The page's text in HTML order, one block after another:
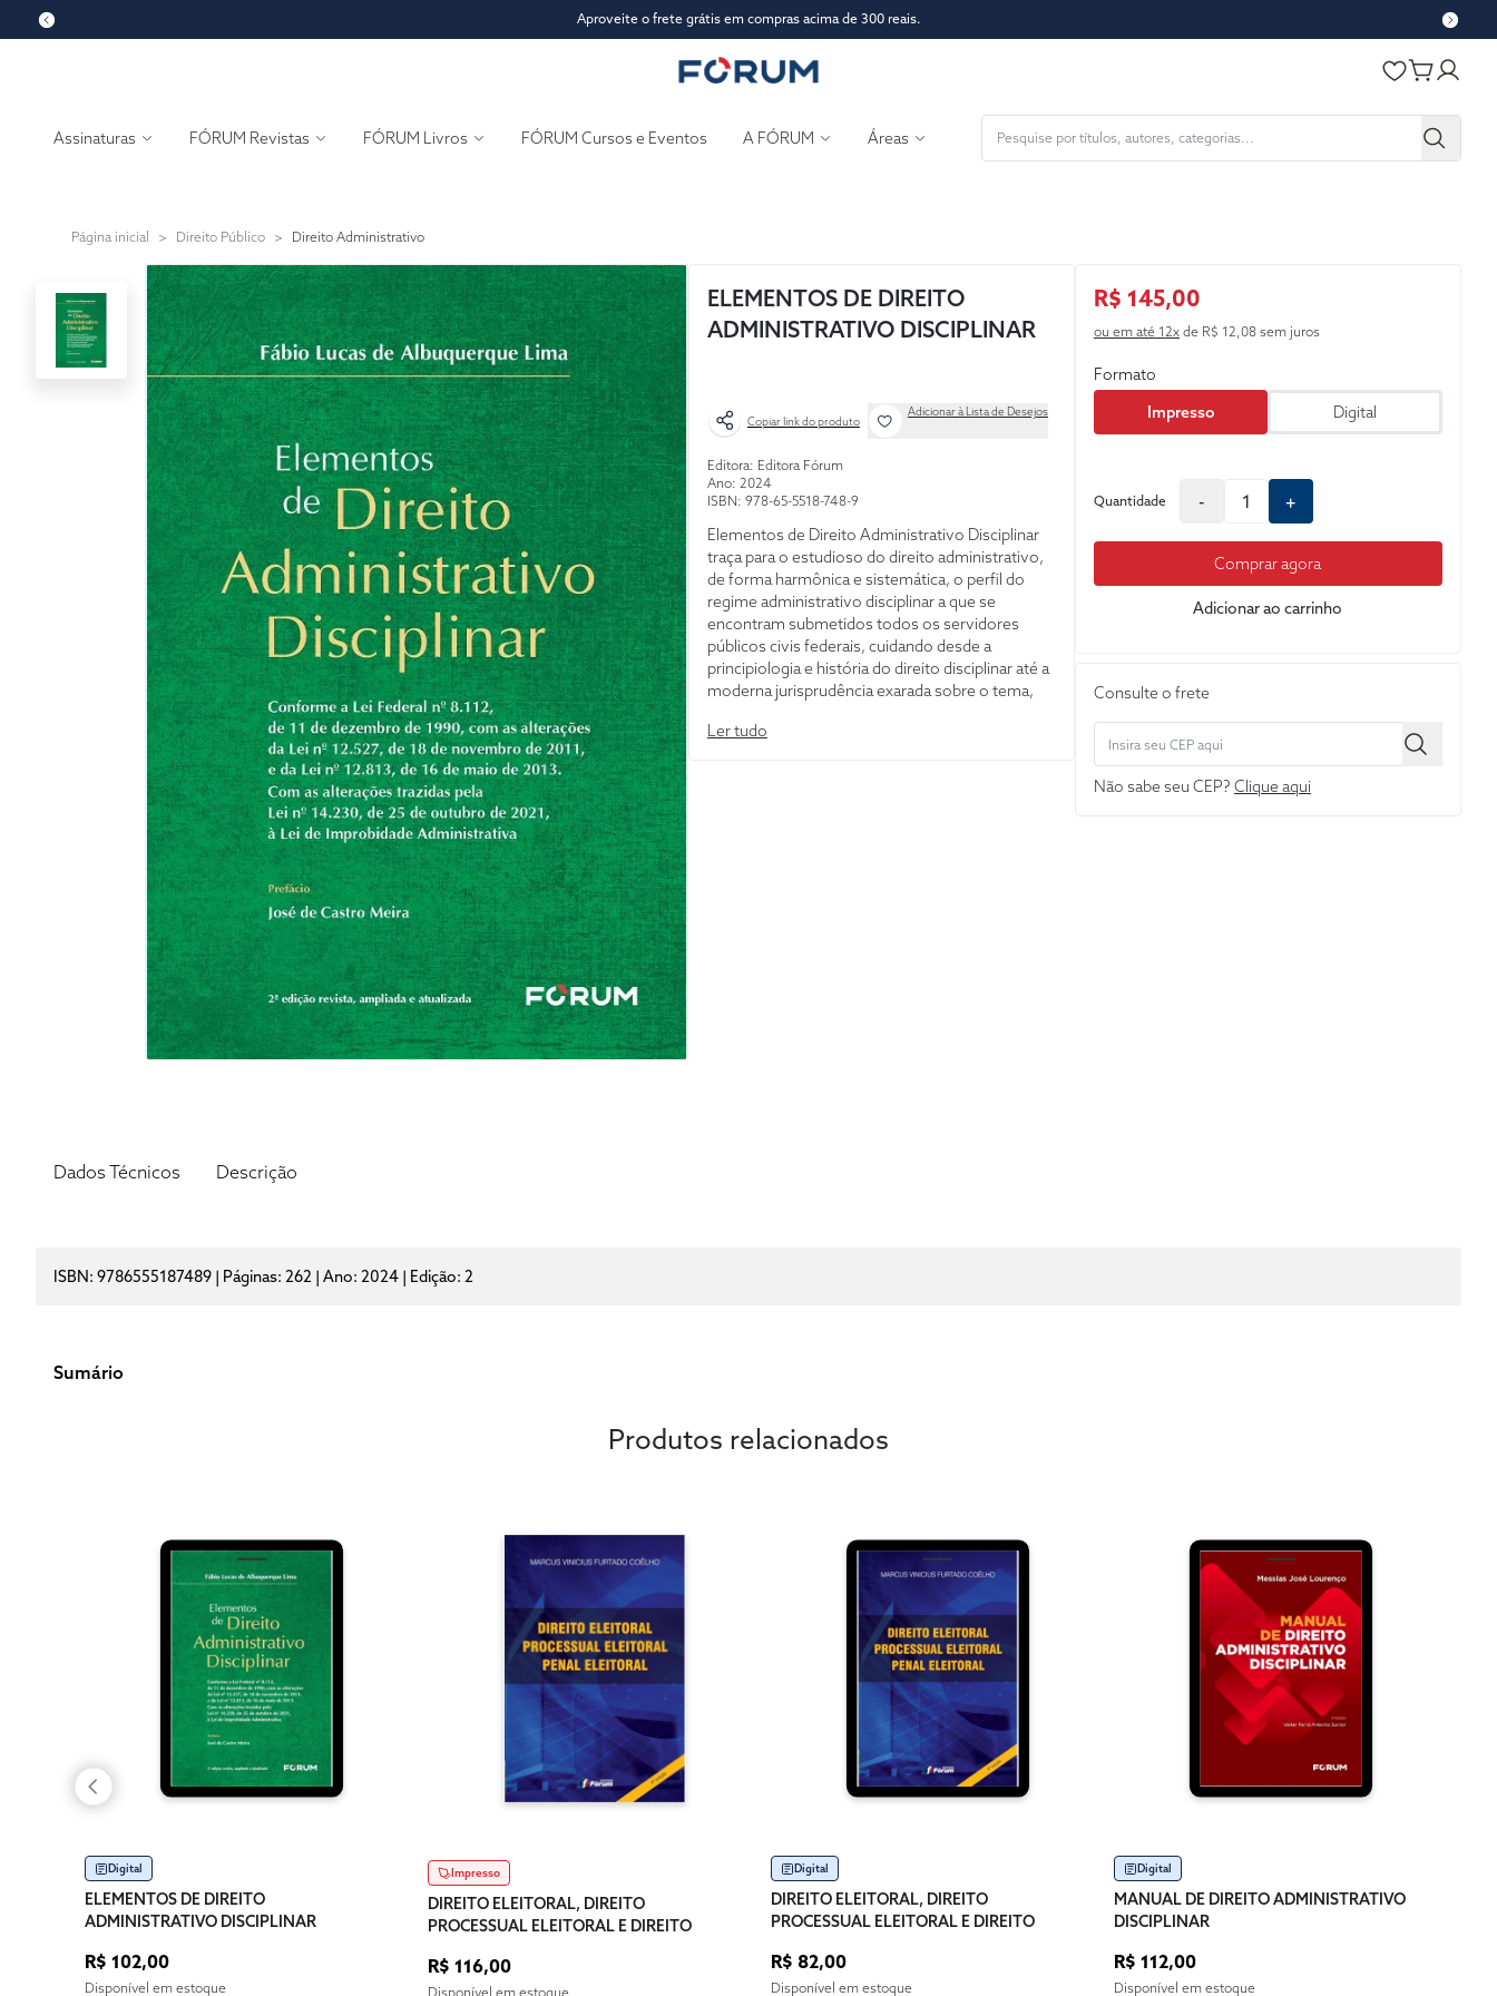
Aproveite o frete grátis em compras acima de 300 reais.
Assinaturas FÓRUM Revistas FÓRUM Livros FÓRUM Cursos e Eventos A FÓRUM Áreas
Página inicial > Direito Público > Direito Administrativo
ELEMENTOS DE DIREITO
ADMINISTRATIVO DISCIPLINAR
Copiar link do produto
Adicionar à Lista de Desejos
Editora: Editora Fórum
Ano: 2024
ISBN: 978-65-5518-748-9
Elementos de Direito Administrativo Disciplinar
traça para o estudioso do direito administrativo,
de forma harmônica e sistemática, o perfil do
regime administrativo disciplinar a que se
encontram submetidos todos os servidores
públicos civis federais, cuidando desde a
principiologia e história do direito disciplinar até a
moderna jurisprudência exarada sobre o tema,
doutrinário, sem descurar da farta citação de
Ler tudo
R$ 145,00
ou em até 12xde R$ 12,08 sem juros
Formato
Impresso
Digital
Quantidade - +
Comprar agora
Adicionar ao carrinho
Consulte o frete
Não sabe seu CEP? Clique aqui
Dados Técnicos Descrição
ISBN: 9786555187489 | Páginas: 262 | Ano: 2024 | Edição: 2
Sumário
Produtos relacionados
Digital
ELEMENTOS DE DIREITO
ADMINISTRATIVO DISCIPLINAR
R$ 102,00
Disponível em estoque
Impresso
DIREITO ELEITORAL, DIREITO
PROCESSUAL ELEITORAL E DIREITO
R$ 116,00
Disponível em estoque
Digital
DIREITO ELEITORAL, DIREITO
PROCESSUAL ELEITORAL E DIREITO
R$ 82,00
Disponível em estoque
Digital
MANUAL DE DIREITO ADMINISTRATIVO
DISCIPLINAR
R$ 112,00
Disponível em estoque